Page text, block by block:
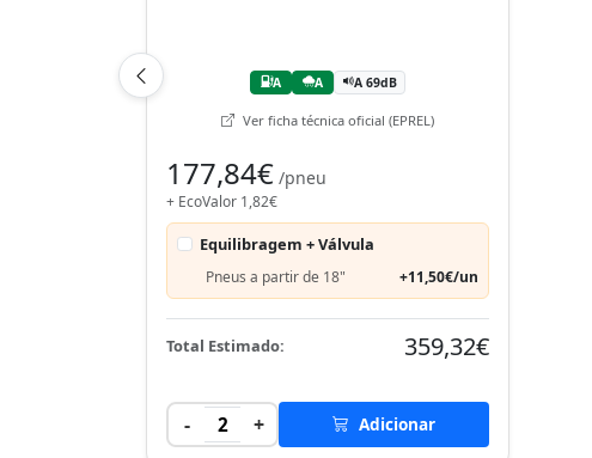
A A A 69dB
Ver ficha técnica oficial (EPREL)
177,84€ /pneu
+ EcoValor 1,82€
Equilibragem + Válvula
Pneus a partir de 18" +11,50€/un
Total Estimado: 359,32€
- 2 + Adicionar